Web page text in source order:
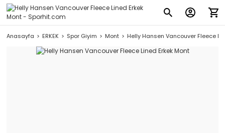
Anasayfa ERKEK Spor Giyim Mont Helly Hansen Vancouver Fleece